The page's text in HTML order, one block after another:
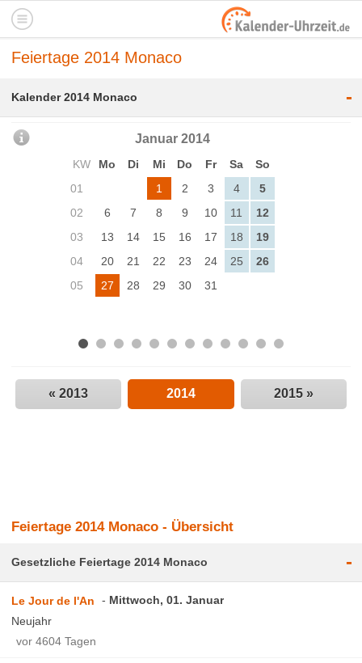
Feiertage 2014 Monaco
Kalender 2014 Monaco -
Januar 2014
KW Mo Di Mi Do Fr Sa
So
01
1 2 3 4
5
02
6 7 8 9 10 11
12
03
13 14 15 16 17 18
19
04
20 21 22 23 24 25
26
05
27 28 29 30 31
« 2013 2014 2015 »
Feiertage 2014 Monaco - Übersicht
Gesetzliche Feiertage 2014 Monaco -
Le Jour de l'An
Mittwoch, 01. Januar
Neujahr
vor 4604 Tagen